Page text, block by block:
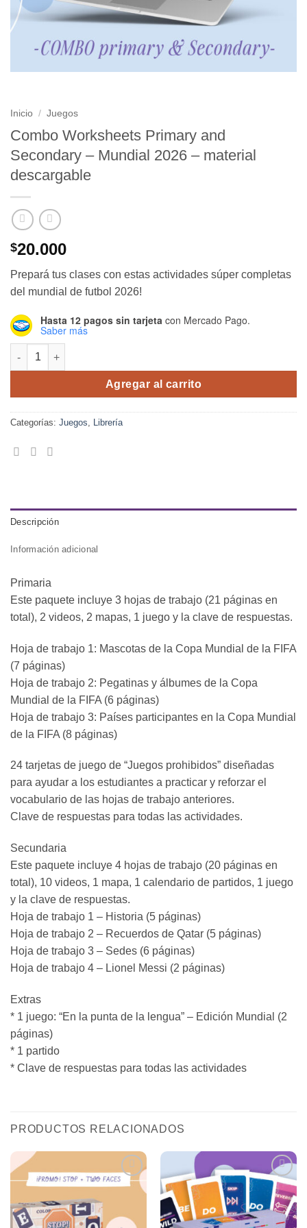
Inicio / Juegos
Combo Worksheets Primary and
Secondary – Mundial 2026 – material
descargable
$20.000
Prepará tus clases con estas actividades súper completas
del mundial de futbol 2026!
Hasta 12 pagos sin tarjeta con Mercado Pago.
Saber más
Combo Worksheets Primary and Secondary - Mundial 2026 –
Agregar al carrito
Categorías: Juegos, Librería
Descripción
Información adicional
Primaria
Este paquete incluye 3 hojas de trabajo (21 páginas en
total), 2 videos, 2 mapas, 1 juego y la clave de respuestas.
Hoja de trabajo 1: Mascotas de la Copa Mundial de la FIFA
(7 páginas)
Hoja de trabajo 2: Pegatinas y álbumes de la Copa
Mundial de la FIFA (6 páginas)
Hoja de trabajo 3: Países participantes en la Copa Mundial
de la FIFA (8 páginas)
24 tarjetas de juego de “Juegos prohibidos” diseñadas
para ayudar a los estudiantes a practicar y reforzar el
vocabulario de las hojas de trabajo anteriores.
Clave de respuestas para todas las actividades.
Secundaria
Este paquete incluye 4 hojas de trabajo (20 páginas en
total), 10 videos, 1 mapa, 1 calendario de partidos, 1 juego
y la clave de respuestas.
Hoja de trabajo 1 – Historia (5 páginas)
Hoja de trabajo 2 – Recuerdos de Qatar (5 páginas)
Hoja de trabajo 3 – Sedes (6 páginas)
Hoja de trabajo 4 – Lionel Messi (2 páginas)
Extras
* 1 juego: “En la punta de la lengua” – Edición Mundial (2
páginas)
* 1 partido
* Clave de respuestas para todas las actividades
PRODUCTOS RELACIONADOS
Agregar
Favoritos
Agregar
a Mis
Favoritos